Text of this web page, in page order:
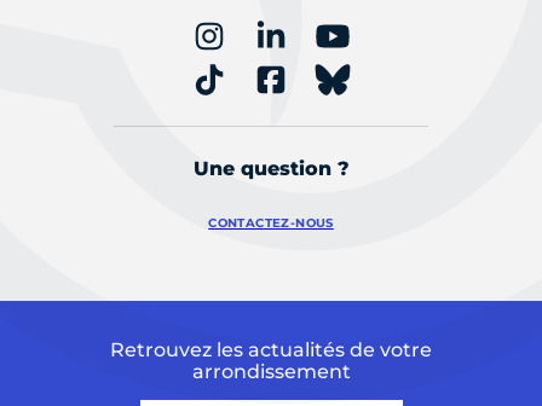
Une question ?
CONTACTEZ-NOUS
Retrouvez les actualités de votre
arrondissement